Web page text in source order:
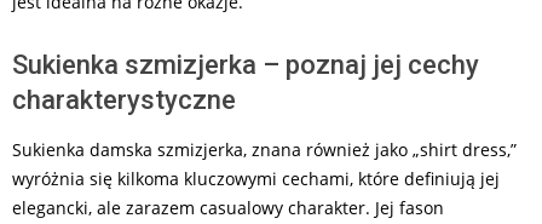
Sukienka szmizjerka – poznaj jej cechy
charakterystyczne
Sukienka damska szmizjerka, znana również jako „shirt dress,”
wyróżnia się kilkoma kluczowymi cechami, które definiują jej
elegancki, ale zarazem casualowy charakter. Jej fason